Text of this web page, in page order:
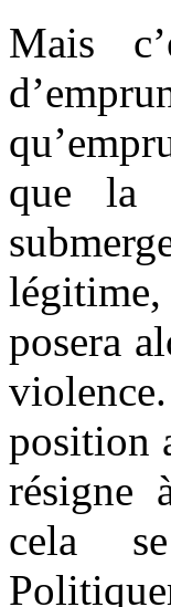
Mais
que la
posera
position
résigne
cela